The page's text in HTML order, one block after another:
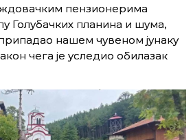
пензионерима
Голубачких планина и шума,
нашем чувеном јунаку
чега је уследио обилазак